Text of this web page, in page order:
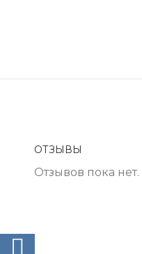
ОТЗЫВЫ
Отзывов пока нет.